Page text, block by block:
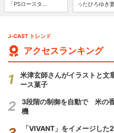
「PSロースタ...
ったひろゆき
J-CAST トレンド
アクセスランキング
米津玄師さんがイラストと文
ース菓子
3段階の制御を自動で 米の
機
「VIVANT」をイメージし